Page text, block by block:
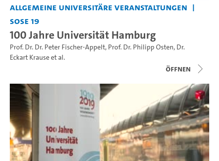
Allgemeine universitäre Veranstaltungen
SoSe 19
100 Jahre Universität Hamburg
Prof. Dr. Dr. Peter Fischer-Appelt, Prof. Dr. Philipp Osten, Dr.
Eckart Krauseet al.
Öffnen